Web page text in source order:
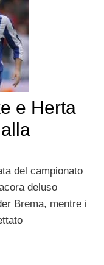
e Herta
del campionato
deluso
Brema, mentre i